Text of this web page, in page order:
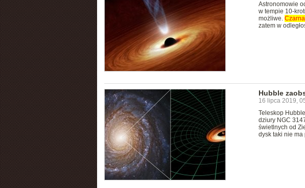
Astronomowie
w tempie 10-
możliwe. Czarna
zatem w
Hubble
16 lipca 2019,
Teleskop
dziury NGC
świetlnych od
dysk taki nie ma